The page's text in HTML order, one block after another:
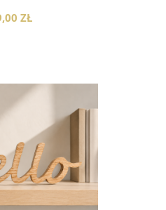
Z
ZŁ